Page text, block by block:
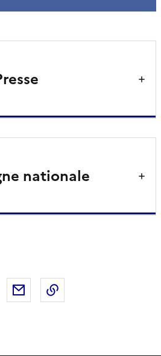
nationale
sur X
Partager sur LinkedIn
Partager par email